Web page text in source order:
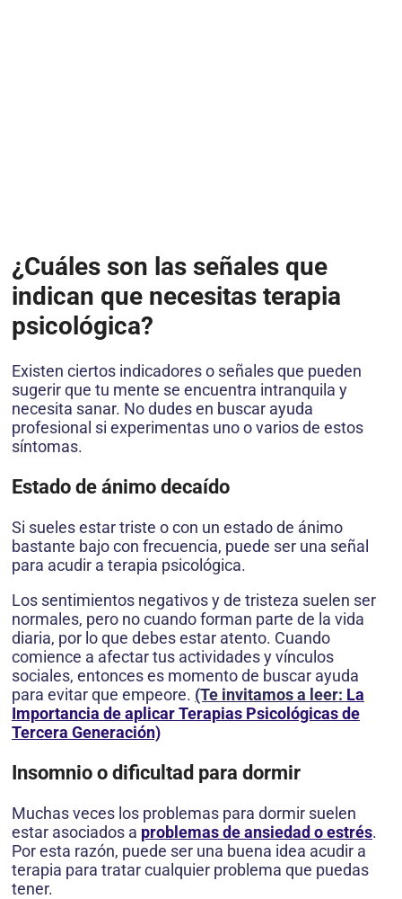
¿Cuáles son las señales que
indican que necesitas terapia
psicológica?
Existen ciertos indicadores o señales que pueden
sugerir que tu mente se encuentra intranquila y
necesita sanar. No dudes en buscar ayuda
profesional si experimentas uno o varios de estos
síntomas.
Estado de ánimo decaído
Si sueles estar triste o con un estado de ánimo
bastante bajo con frecuencia, puede ser una señal
para acudir a terapia psicológica.
Los sentimientos negativos y de tristeza suelen ser
normales, pero no cuando forman parte de la vida
diaria, por lo que debes estar atento. Cuando
comience a afectar tus actividades y vínculos
sociales, entonces es momento de buscar ayuda
para evitar que empeore. (Te invitamos a leer: La
Importancia de aplicar Terapias Psicológicas de
Tercera Generación)
Insomnio o dificultad para dormir
Muchas veces los problemas para dormir suelen
estar asociados a problemas de ansiedad o estrés.
Por esta razón, puede ser una buena idea acudir a
terapia para tratar cualquier problema que puedas
tener.